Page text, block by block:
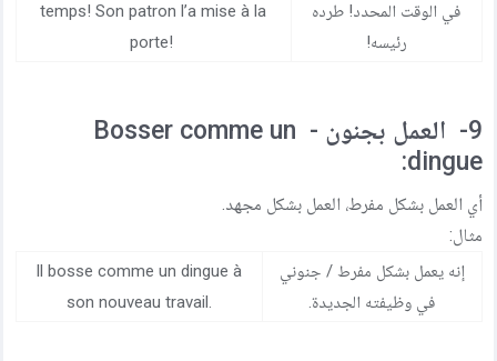
في الوقت المحدد! طرده
رئيسه!
temps! Son patron l’a mise à la
porte!
9- العمل بجنون - Bosser comme un
dingue:
أي العمل بشكل مفرط، العمل بشكل مجهد.
مثال:
إنه يعمل بشكل مفرط / جنوني
في وظيفته الجديدة.
Il bosse comme un dingue à
son nouveau travail.